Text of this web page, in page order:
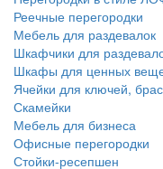
Реечные перегородки
Мебель для раздевалок
Шкафчики для
Шкафы для ценных
Ячейки для ключей,
Скамейки
Мебель для бизнеса
Офисные перегородки
Стойки-ресепшен